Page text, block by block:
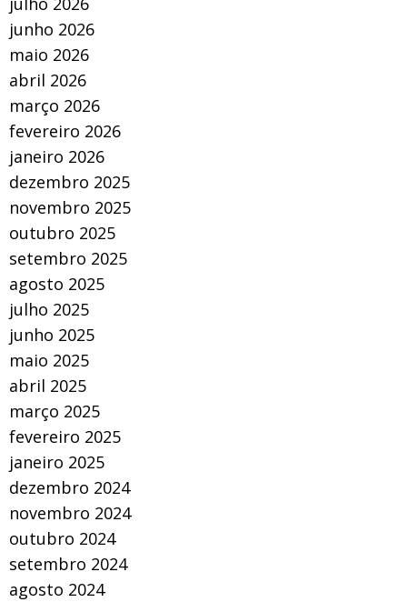
junho 2026
maio 2026
abril 2026
março 2026
fevereiro 2026
janeiro 2026
dezembro 2025
novembro 2025
outubro 2025
setembro 2025
agosto 2025
julho 2025
junho 2025
maio 2025
abril 2025
março 2025
fevereiro 2025
janeiro 2025
dezembro 2024
novembro 2024
outubro 2024
setembro 2024
agosto 2024